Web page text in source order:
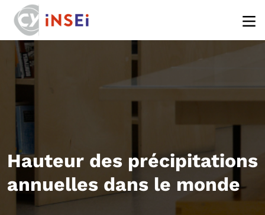
Hauteur des précipitations
annuelles dans le monde